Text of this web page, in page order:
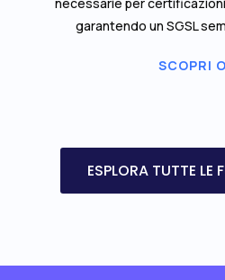
necessarie per
garantendo un SGSL
SCOPRI
ESPLORA TUTTE LE